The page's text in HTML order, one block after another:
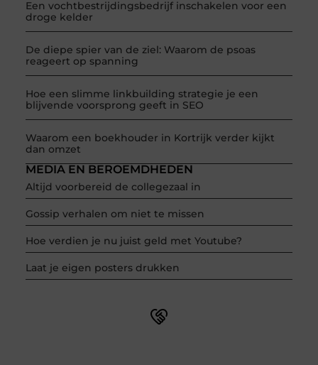
Een vochtbestrijdingsbedrijf inschakelen voor een
droge kelder
De diepe spier van de ziel: Waarom de psoas
reageert op spanning
Hoe een slimme linkbuilding strategie je een
blijvende voorsprong geeft in SEO
Waarom een boekhouder in Kortrijk verder kijkt
dan omzet
MEDIA EN BEROEMDHEDEN
Altijd voorbereid de collegezaal in
Gossip verhalen om niet te missen
Hoe verdien je nu juist geld met Youtube?
Laat je eigen posters drukken